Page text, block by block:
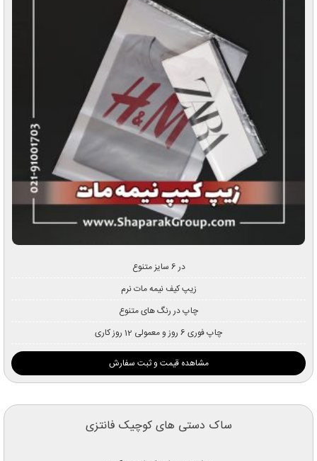
در 6 سایز متنوع
زیپ کیف نیمه مات نرم
چاپ در رنگ های متنوع
چاپ فوری 6 روز و معمولی 12 روز کاری
مشاهده قیمت و ثبت سفارش
ساک دستی های کوچیک فانتزی